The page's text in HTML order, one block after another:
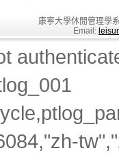
康寧大學休閒管理學
Email: